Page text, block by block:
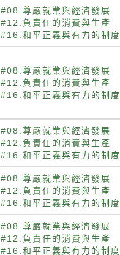
#08.尊嚴就業與經濟發展
#12.負責任的消費與生產
#16.和平正義與有力的制度
#08.尊嚴就業與經濟發展
#12.負責任的消費與生產
#16.和平正義與有力的制度
#08.尊嚴就業與經濟發展
#12.負責任的消費與生產
#16.和平正義與有力的制度
#08.尊嚴就業與經濟發展
#12.負責任的消費與生產
#16.和平正義與有力的制度
#08.尊嚴就業與經濟發展
#12.負責任的消費與生產
#16.和平正義與有力的制度